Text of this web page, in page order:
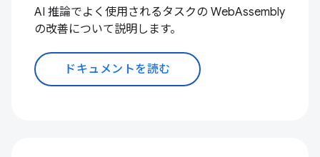
AI 推論でよく使用されるタスクの WebAssembly
の改善について説明します。
ドキュメントを読む